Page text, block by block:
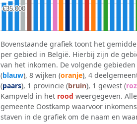
€35.000
€35.000
Bovenstaande grafiek toont het
per gebied in België. Hierbij zijn de
van het inkomen. De volgende
(blauw), 8 wijken (oranje), 4
(paars), 1 provincie (bruin), 1 gewest (
Kampveld in het rood weergegeven.
gemeente Oostkamp waarvoor
staven in de grafiek om de naam en